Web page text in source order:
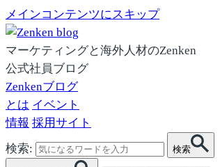
メインコンテンツにスキップ
マーケティングと海外人材のZenken
公式社員ブログ
Zenkenブログ
とは イベント
情報 採用サイト
検索:
検索